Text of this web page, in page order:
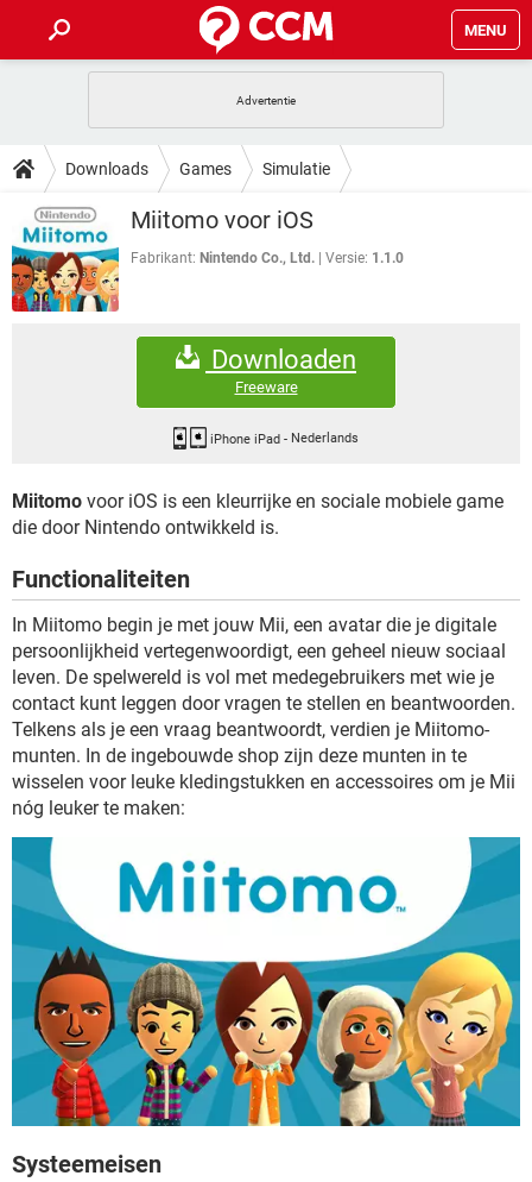
MENU
INSTAGRAM WINDOWS 10
NETFLIX CORONAVIRUS
GRATIS SNAPCHAT
TIKTOK
HOW-TO
VIDEOBELLEN
INSTAGRAM
NETFLIX
DOWNLOADS
VIDEOBELLEN GAMES
INSTAGRAM
CORONAVIRUS
SNAPCHAT
FORUM
WINDOWS 10
CORONAVIRUS
SNAPCHAT
GAMES
GRATIS SNAPCHAT
Downloads Games Simulatie
Miitomo voor iOS
Fabrikant: Nintendo Co., Ltd. Versie: 1.1.0
Downloaden
Freeware
iPhone iPad - Nederlands
Miitomo voor iOS is een kleurrijke en sociale mobiele game
die door Nintendo ontwikkeld is.
Functionaliteiten
In Miitomo begin je met jouw Mii, een avatar die je digitale
persoonlijkheid vertegenwoordigt, een geheel nieuw sociaal
leven. De spelwereld is vol met medegebruikers met wie je
contact kunt leggen door vragen te stellen en beantwoorden.
Telkens als je een vraag beantwoordt, verdien je Miitomo-
munten. In de ingebouwde shop zijn deze munten in te
wisselen voor leuke kledingstukken en accessoires om je Mii
nóg leuker te maken:
Systeemeisen